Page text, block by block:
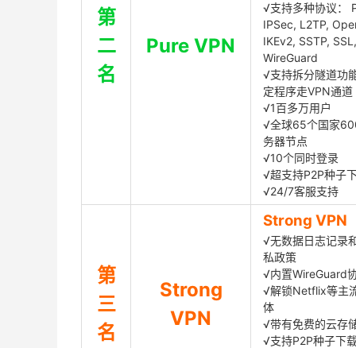
第
二
名
Pure VPN
√支持多种协议：
IPSec, L2TP,
IKEv2, SSTP, SSL,
WireGuard
√支持拆分隧道功
定程序走VPN通道
√1百多万用户
√全球65个国家
务器节点
√10个同时登录
√超支持P2P种子
√24/7客服支持
第
三
名
Strong
VPN
Strong VPN
√无数据日志记录
私政策
√内置WireGuard
√解锁Netflix等主
体
√带有免费的云存
√支持P2P种子下